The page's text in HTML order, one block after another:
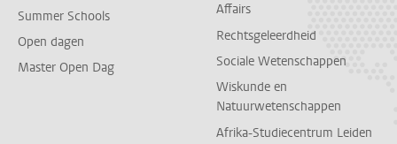
Summer Schools
Open dagen
Master Open Dag
Affairs
Rechtsgeleerdheid
Sociale Wetenschappen
Wiskunde en
Natuurwetenschappen
Afrika-Studiecentrum Leiden